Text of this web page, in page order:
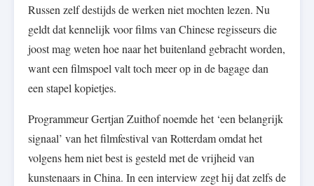
Russen zelf destijds de werken niet mochten lezen. Nu
geldt dat kennelijk voor films van Chinese regisseurs die
joost mag weten hoe naar het buitenland gebracht worden,
want een filmspoel valt toch meer op in de bagage dan
een stapel kopietjes.
Programmeur Gertjan Zuithof noemde het ‘een belangrijk
signaal’ van het filmfestival van Rotterdam omdat het
volgens hem niet best is gesteld met de vrijheid van
kunstenaars in China. In een interview zegt hij dat zelfs de